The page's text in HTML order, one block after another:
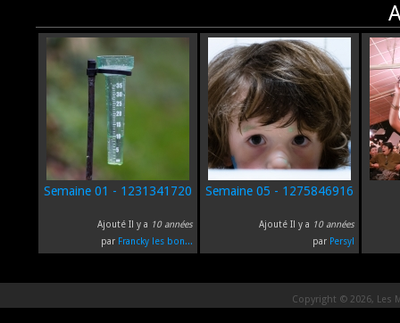
Semaine 01 - 1231341720
Ajouté Il y a 10 années
par Francky les bon...
Semaine 05 - 1275846916
Ajouté Il y a 10 années
par Persyl
Copyright © 2026, Les